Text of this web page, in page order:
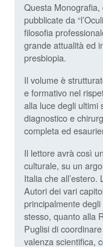
Questa
pubblicate da
filosofia
grande attualità ed
presbiopia.
Il volume è
e formativo nel
alla luce degli ultimi
diagnostico e
completa ed
Il lettore avrà così
culturale, su un
Italia che all’estero.
Autori dei vari
principalmente
stesso, quanto alla
Puglisi di
valenza scientifica,